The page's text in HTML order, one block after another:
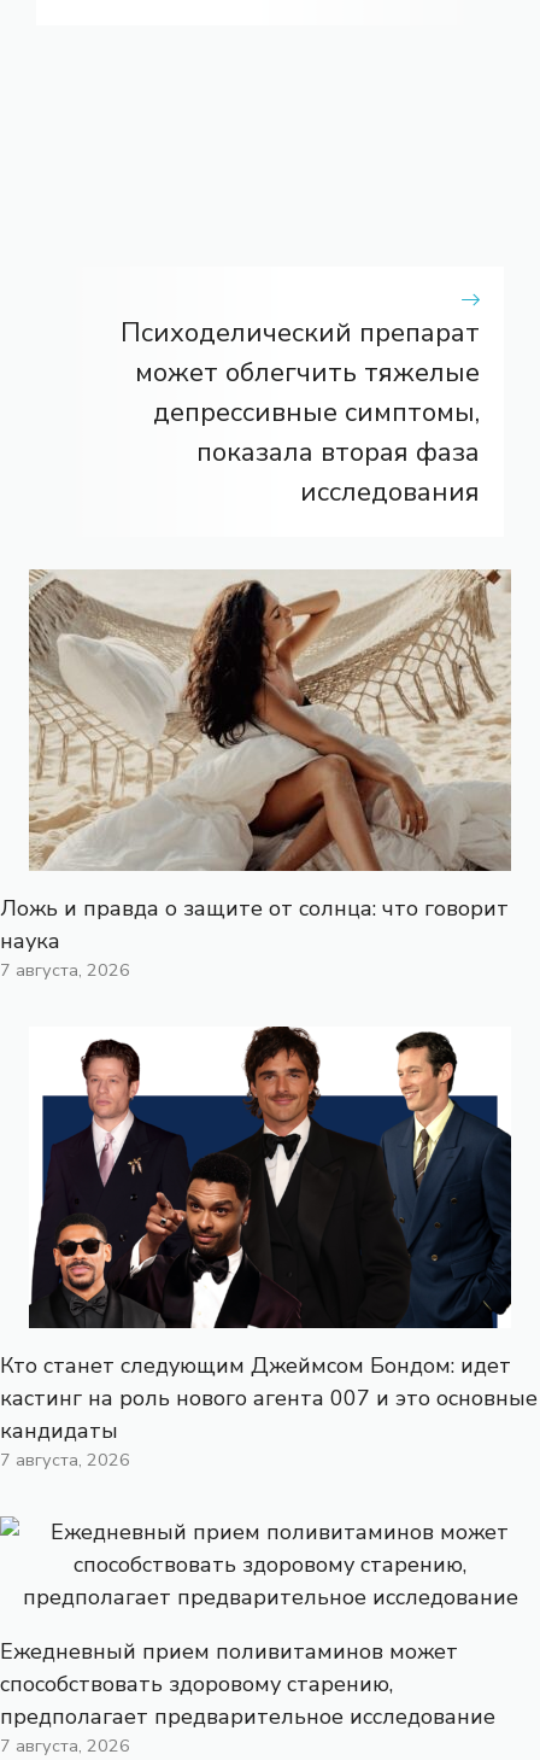
Психоделический препарат
может облегчить тяжелые
депрессивные симптомы,
показала вторая фаза
исследования
Ложь и правда о защите от солнца: что говорит
наука
7 августа, 2026
Кто станет следующим Джеймсом Бондом: идет
кастинг на роль нового агента 007 и это основные
кандидаты
7 августа, 2026
Ежедневный прием поливитаминов может
способствовать здоровому старению,
предполагает предварительное исследование
7 августа, 2026